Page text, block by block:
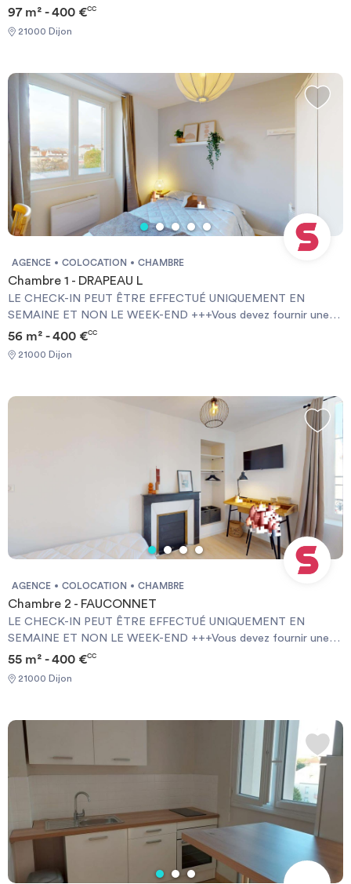
Garantie Visale obligatoirement et une assurance habitation+++
[ENG] CHECK-IN CAN ONLY BE DONE ON WEEKDAYS AND
NOT AT WEEKENDS +++You must provide a Visale Guarantee
97 m² - 400 €CC
21000 Dijon
AGENCE COLOCATION CHAMBRE
Chambre 1 - DRAPEAU L
LE CHECK-IN PEUT ÊTRE EFFECTUÉ UNIQUEMENT EN
SEMAINE ET NON LE WEEK-END +++Vous devez fournir une
Garantie Visale obligatoirement et une assurance habitation+++
[ENG] CHECK-IN CAN ONLY BE DONE ON WEEKDAYS AND
NOT AT WEEKENDS +++You must provide a Visale Guarantee
56 m² - 400 €CC
21000 Dijon
AGENCE COLOCATION CHAMBRE
Chambre 2 - FAUCONNET
LE CHECK-IN PEUT ÊTRE EFFECTUÉ UNIQUEMENT EN
SEMAINE ET NON LE WEEK-END +++Vous devez fournir une
Garantie Visale obligatoirement et une assurance habitation+++
[ENG] CHECK-IN CAN ONLY BE DONE ON WEEKDAYS AND
NOT AT WEEKENDS +++You must provide a Visale Guarantee
55 m² - 400 €CC
21000 Dijon